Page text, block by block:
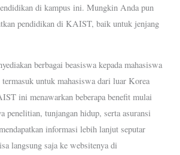
di kampus ini. Mungkin Anda pun
pendidikan di KAIST, baik untuk jenjang
berbagai beasiswa kepada mahasiswa
untuk mahasiswa dari luar Korea
ini menawarkan beberapa benefit mulai
penelitian, tunjangan hidup, serta asuransi
informasi lebih lanjut seputar
langsung saja ke websitenya di